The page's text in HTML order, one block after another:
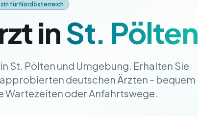
für Nordösterreich
inSt. Pölten
St. Pölten und Umgebung. Erhalten Sie
deutschen Ärzten – bequem
Wartezeiten oder Anfahrtswege.